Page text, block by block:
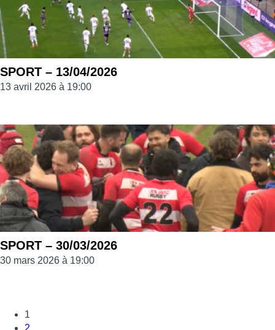
SPORT – 13/04/2026
13 avril 2026 à 19:00
SPORT – 30/03/2026
30 mars 2026 à 19:00
1
2